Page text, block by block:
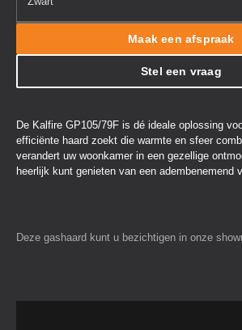
Maak een afspraak
Stel een vraag
De Kalfire GP105/79F is dé ideale oplossing
efficiënte haard zoekt die warmte en sfeer
verandert uw woonkamer in een gezellige
heerlijk kunt genieten van een adembenemend
Deze gashaard kunt u bezichtigen in onze